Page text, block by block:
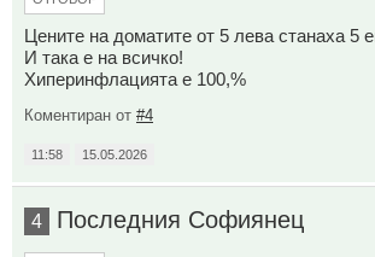
Цените на доматите от 5 лева станаха 5
И така е на всичко!
Хиперинфлацията е 100,%
Коментиран от #4
11:58 15.05.2026
4 Последния Софиянец